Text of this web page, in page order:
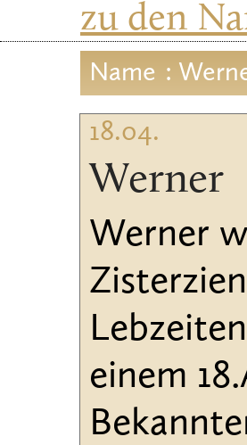
zu den
Name :
18.04.
Werner
Werner
einem